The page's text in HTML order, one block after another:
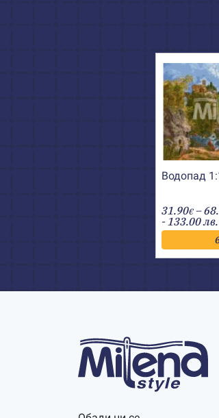
Водопад
31.90€ –
- 133.00 лв.